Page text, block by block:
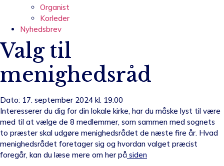
Organist
Korleder
Nyhedsbrev
Valg til
menighedsråd
Dato: 17. september 2024 kl. 19:00
Interesserer du dig for din lokale kirke, har du måske lyst til være
med til at vælge de 8 medlemmer, som sammen med sognets
to præster skal udgøre menighedsrådet de næste fire år. Hvad
menighedsrådet foretager sig og hvordan valget præcist
foregår, kan du læse mere om her på siden